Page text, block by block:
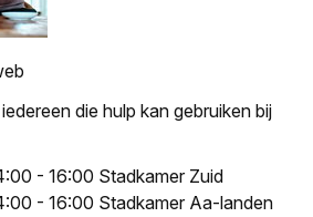
die hulp kan gebruiken bij
- 16:00 Stadkamer Zuid
- 16:00 Stadkamer Aa-landen